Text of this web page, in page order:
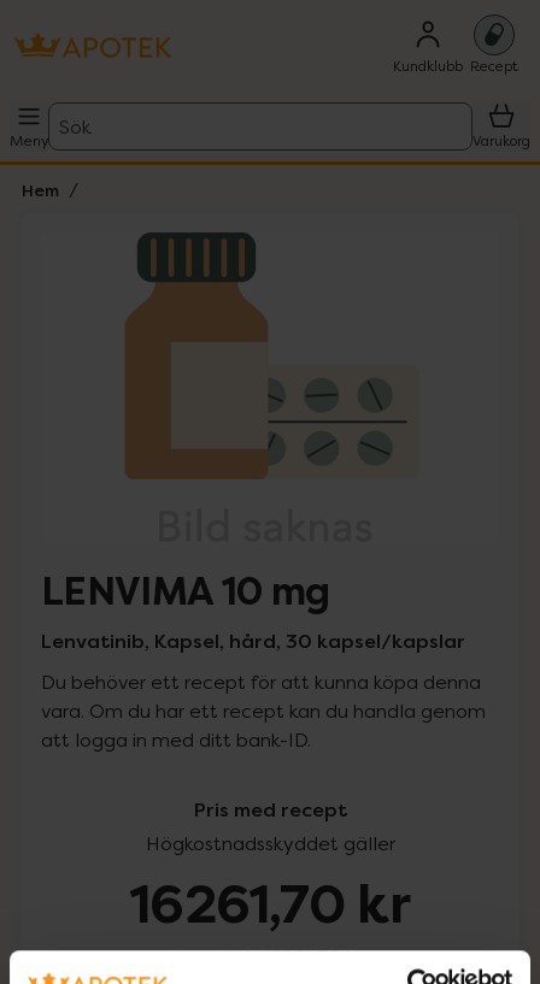
Kundklubb Recept
Meny
Sök
Varukorg
Hem
Lista: . Innehåller 1 objekt.
LENVIMA 10 mg
Lenvatinib, Kapsel, hård, 30 kapsel/kapslar
Du behöver ett recept för att kunna köpa denna
vara. Om du har ett recept kan du handla genom
att logga in med ditt bank-ID.
Pris med recept
Högkostnadsskyddet gäller
16261,70 kr
I apotek:16261,70 kr